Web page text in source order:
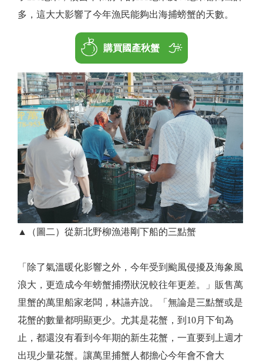
多，這大大影響了今年漁民能夠出海捕螃蟹的天數。
購買國產秋蟹
▲（圖二）從新北野柳漁港剛下船的三點蟹
「除了氣溫暖化影響之外，今年受到颱風侵擾及海象風
浪大，更造成今年螃蟹捕撈狀況較往年更差。」販售萬
里蟹的萬里船家老闆，林讌卉說。「無論是三點蟹或是
花蟹的數量都明顯更少。尤其是花蟹，到10月下旬為
止，都還沒有看到今年期的新生花蟹，一直要到上週才
出現少量花蟹。讓萬里捕蟹人都擔心今年會不會大